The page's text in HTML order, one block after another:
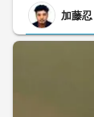
加藤忍